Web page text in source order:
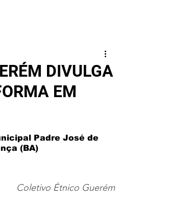
DIVULGA
EM
Padre José de
(BA)
Coletivo Étnico Guerém